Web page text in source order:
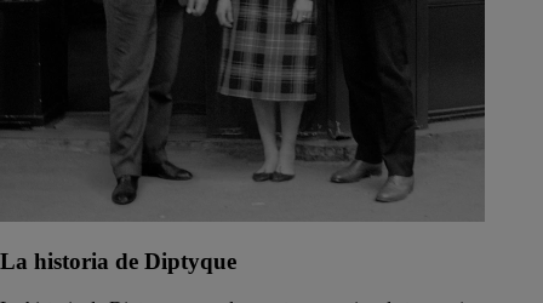
La historia de Diptyque